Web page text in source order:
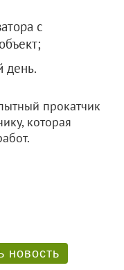
с
день.
прокатчик
которая
работ.
новость